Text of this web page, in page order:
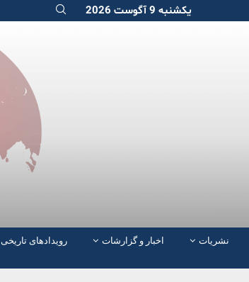
یکشنبه 9 آگوست 2026
نشریات اخبار و گزارشات رویدادهای تاریخی